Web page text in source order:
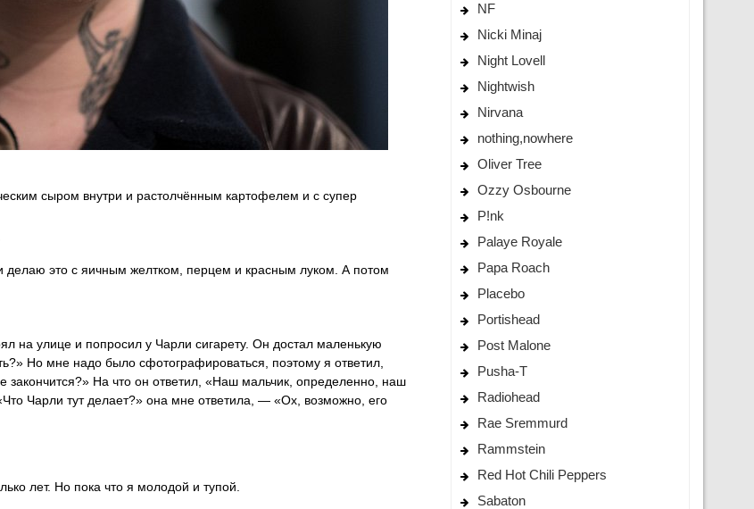
сыром внутри и растолчённым картофелем и с супер
это с яичным желтком, перцем и красным луком. А потом
улице и попросил у Чарли сигарету. Он достал маленькую
Но мне надо было сфотографироваться, поэтому я ответил,
закончится?» На что он ответил, «Наш мальчик, определенно, наш
Чарли тут делает?» она мне ответила, — «Ох, возможно, его
лет. Но пока что я молодой и тупой.
NF
Nicki Minaj
Night Lovell
Nightwish
Nirvana
nothing,nowhere
Oliver Tree
Ozzy Osbourne
P!nk
Palaye Royale
Papa Roach
Placebo
Portishead
Post Malone
Pusha-T
Radiohead
Rae Sremmurd
Rammstein
Red Hot Chili Peppers
Sabaton